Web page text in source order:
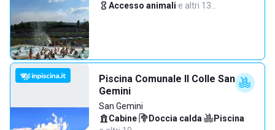
Accesso animali·e altri 13…
Piscina Comunale Il Colle San
Gemini
San Gemini
Cabine· Doccia calda· Piscina·